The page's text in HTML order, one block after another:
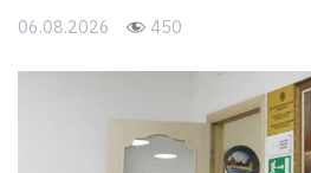
06.08.2026 450